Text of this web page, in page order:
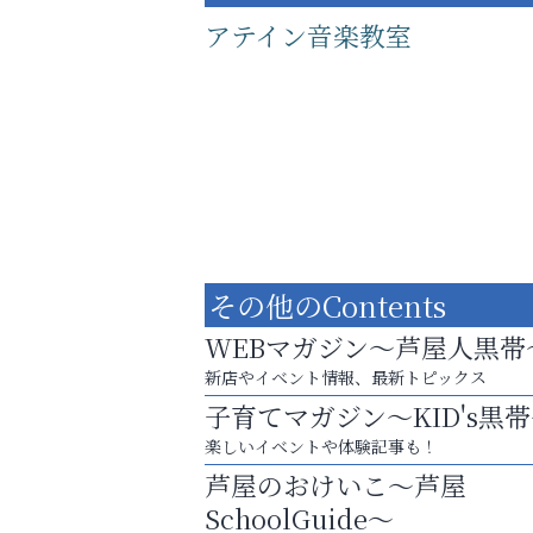
アテイン音楽教室
あなたらしく奏でる、音楽の時間
整体院エスコート・芦屋サ
ン
その他のContents
WEBマガジン～芦屋人黒帯
新店やイベント情報、最新トピックス
子育てマガジン～KID's黒
楽しいイベントや体験記事も！
芦屋のおけいこ～芦屋
SchoolGuide～